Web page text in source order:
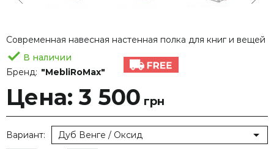
Современная навесная настенная полка для книг и вещей
В наличии
Бренд: "MebliRoMax"
Цена: 3 500 грн
Вариант: Дуб Венге / Оксид